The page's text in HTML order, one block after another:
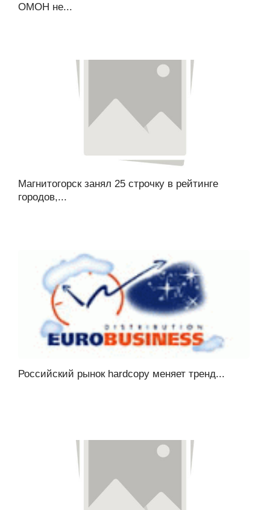
ОМОН не...
Магнитогорск занял 25 строчку в рейтинге
городов,...
Российский рынок hardcopy меняет тренд...